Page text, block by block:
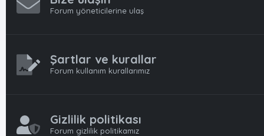
Forum yöneticilerine ulaş
Şartlar ve kurallar
Forum kullanım kurallarımız
Gizlilik politikası
Forum gizlilik politikamız